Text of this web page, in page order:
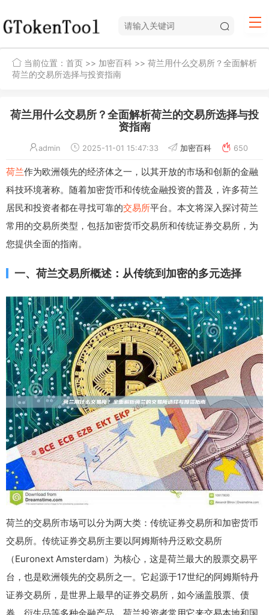
当前位置： 首页 >> 加密百科 >> 荷兰用什么交易所？全面解析
荷兰的交易所选择与投资指南
荷兰用什么交易所？全面解析荷兰的交易所选择与投
资指南
admin 2025-11-01 15:47:33 加密百科 650
荷兰作为欧洲领先的经济体之一，以其开放的市场和创新的金融
科技环境著称。随着加密货币和传统金融投资的普及，许多荷兰
居民和投资者都在寻找可靠的交易所平台。本文将深入探讨荷兰
常用的交易所类型，包括加密货币交易所和传统证券交易所，为
您提供全面的指南。
一、荷兰交易所概述：从传统到加密的多元选择
荷兰的交易所市场可以分为两大类：传统证券交易所和加密货币
交易所。传统证券交易所主要以阿姆斯特丹泛欧交易所
（Euronext Amsterdam）为核心，这是荷兰最大的股票交易平
台，也是欧洲领先的交易所之一。它起源于17世纪的阿姆斯特丹
证券交易所，是世界上最早的证券交易所，如今涵盖股票、债